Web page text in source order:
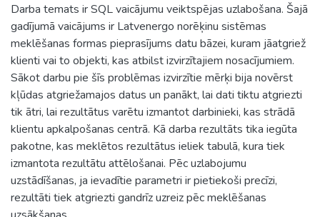
Darba temats ir SQL vaicājumu veiktspējas uzlabošana. Šajā
gadījumā vaicājums ir Latvenergo norēķinu sistēmas
meklēšanas formas pieprasījums datu bāzei, kuram jāatgriež
klienti vai to objekti, kas atbilst izvirzītajiem nosacījumiem.
Sākot darbu pie šīs problēmas izvirzītie mērķi bija novērst
kļūdas atgriežamajos datus un panākt, lai dati tiktu atgriezti
tik ātri, lai rezultātus varētu izmantot darbinieki, kas strādā
klientu apkalpošanas centrā. Kā darba rezultāts tika iegūta
pakotne, kas meklētos rezultātus ieliek tabulā, kura tiek
izmantota rezultātu attēlošanai. Pēc uzlabojumu
uzstādīšanas, ja ievadītie parametri ir pietiekoši precīzi,
rezultāti tiek atgriezti gandrīz uzreiz pēc meklēšanas